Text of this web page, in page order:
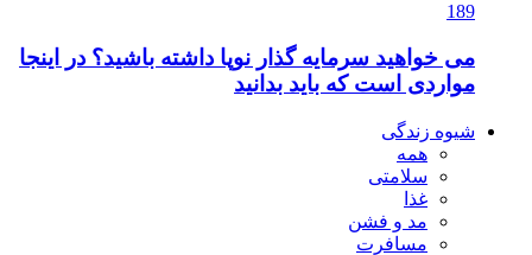
189
می خواهید سرمایه گذار نوپا داشته باشید؟ در اینجا
مواردی است که باید بدانید
شیوه زندگی
همه
سلامتی
غذا
مد و فشن
مسافرت